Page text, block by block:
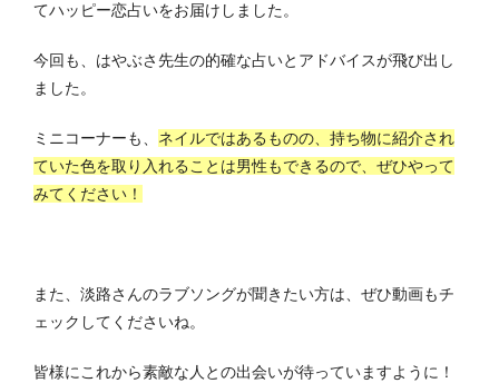
てハッピー恋占いをお届けしました。
今回も、はやぶさ先生の的確な占いとアドバイスが飛び出し
ました。
ミニコーナーも、 ネイルではあるものの、持ち物に紹介され
ていた色を取り入れることは男性もできるので、ぜひやって
みてください！
また、淡路さんのラブソングが聞きたい方は、ぜひ動画もチ
ェックしてくださいね。
皆様にこれから素敵な人との出会いが待っていますように！